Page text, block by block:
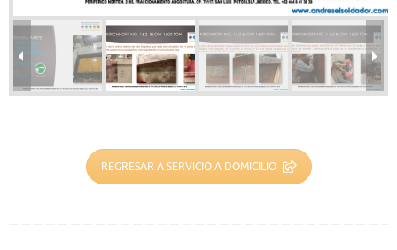
REGRESAR A SERVICIO A DOMICILIO